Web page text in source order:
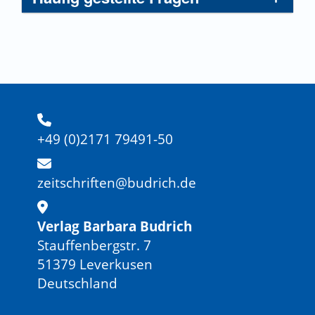
Erweiterte Ausgabe. suhrkamp.
Kreuzer & Borgunn Ytterhus (Hrsg.), „Dabei sein ist
Kindergarten. (S. 14–21). Ernst Reinhardt Verlag.
Eckermann, Torsten (2015). Das Spiel mit der
Geschlechterdifferenz – aufs Spiel gesetzte Grenzen?
Geschlechterkonstruktionen beim Pausenspiel von
Grundschulkindern und ihren Peers aus
praxistheoretischer Perspektive. GENDER, 7(1), 49–
63.https://doi.org/10.3224/gender.v7i1.18156
Fritzsche, Bettina (2018). Inklusion als Anerkennung
einer primären Verletzbarkeit. Zum Ertrag von Judith
Butlers Anerkennungskonzept für die Analyse von
inkludierenden und exkludierenden Effekten
+49 (0)2171 79491-50
zeitschriften@budrich.de
Verlag Barbara Budrich
Stauffenbergstr. 7
51379 Leverkusen
Deutschland